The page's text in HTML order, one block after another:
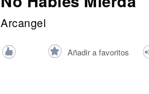
Arcangel
Añadir a favoritos